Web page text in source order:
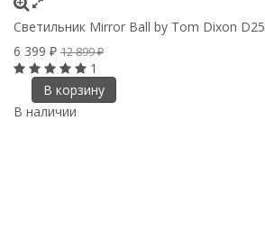
Светильник Mirror Ball by Tom Dixon D25
6 399 ₽ 12 899₽
1
В корзину
В наличии